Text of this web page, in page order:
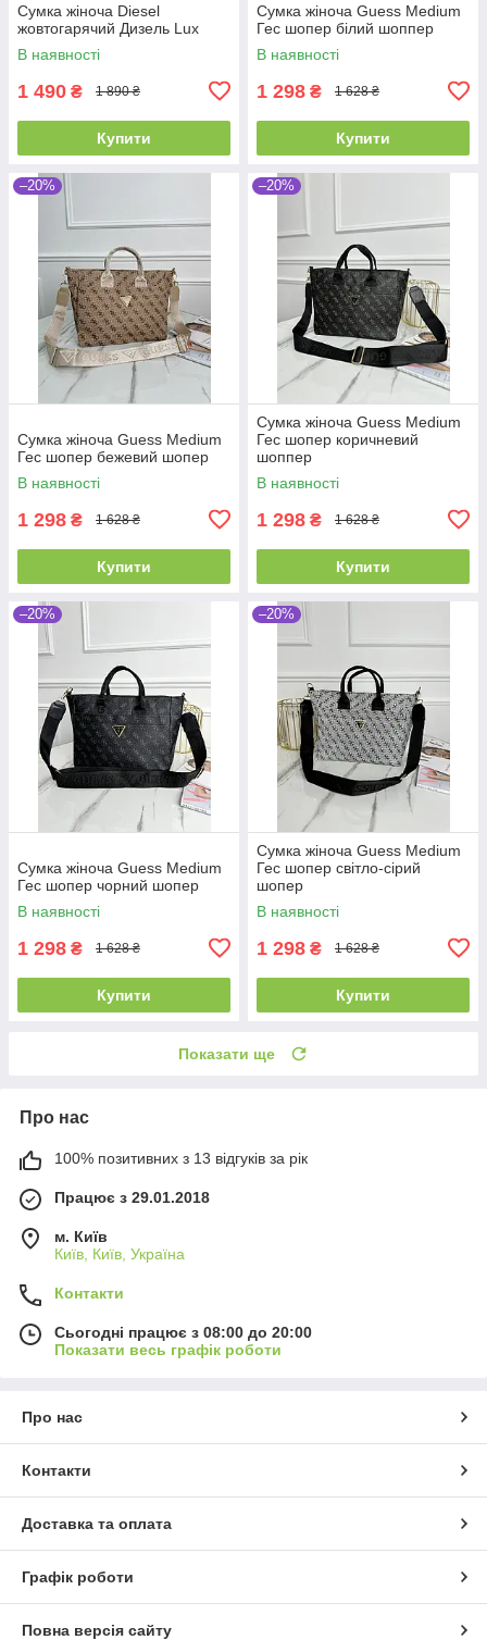
Сумка жіноча Diesel
жовтогарячий Дизель Lux
В наявності
1 490 ₴ 1 890 ₴
Купити
Сумка жіноча Guess Medium
Гес шопер білий шоппер
В наявності
1 298 ₴ 1 628 ₴
Купити
–20%
Сумка жіноча Guess Medium
Гес шопер бежевий шопер
В наявності
1 298 ₴ 1 628 ₴
Купити
–20%
Сумка жіноча Guess Medium
Гес шопер коричневий
шоппер
В наявності
1 298 ₴ 1 628 ₴
Купити
–20%
Сумка жіноча Guess Medium
Гес шопер чорний шопер
В наявності
1 298 ₴ 1 628 ₴
Купити
–20%
Сумка жіноча Guess Medium
Гес шопер світло-сірий
шопер
В наявності
1 298 ₴ 1 628 ₴
Купити
Показати ще
Про нас
100% позитивних з 13 відгуків за рік
Працює з 29.01.2018
м. Київ
Київ, Київ, Україна
Контакти
Сьогодні працює з 08:00 до 20:00
Показати весь графік роботи
Про нас
Контакти
Доставка та оплата
Графік роботи
Повна версія сайту